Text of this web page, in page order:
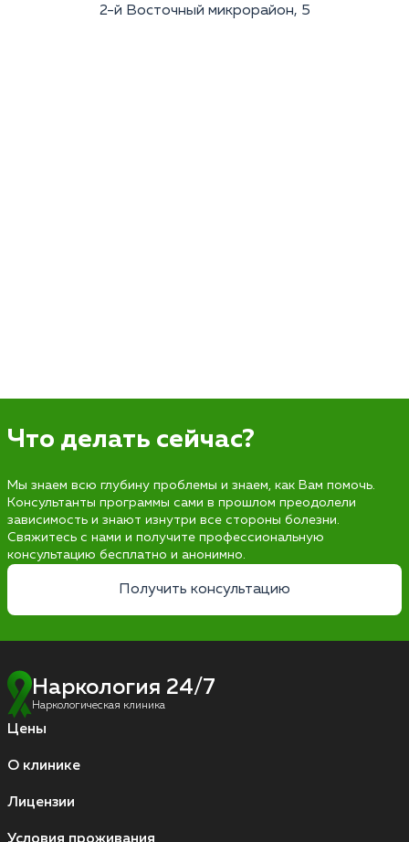
2-й Восточный микрорайон, 5
Что делать сейчас?
Мы знаем всю глубину проблемы и знаем, как Вам помочь.
Консультанты программы сами в прошлом преодолели
зависимость и знают изнутри все стороны болезни.
Свяжитесь с нами и получите профессиональную
консультацию бесплатно и анонимно.
Получить консультацию
Наркология 24/7
Наркологическая клиника
Цены
О клинике
Лицензии